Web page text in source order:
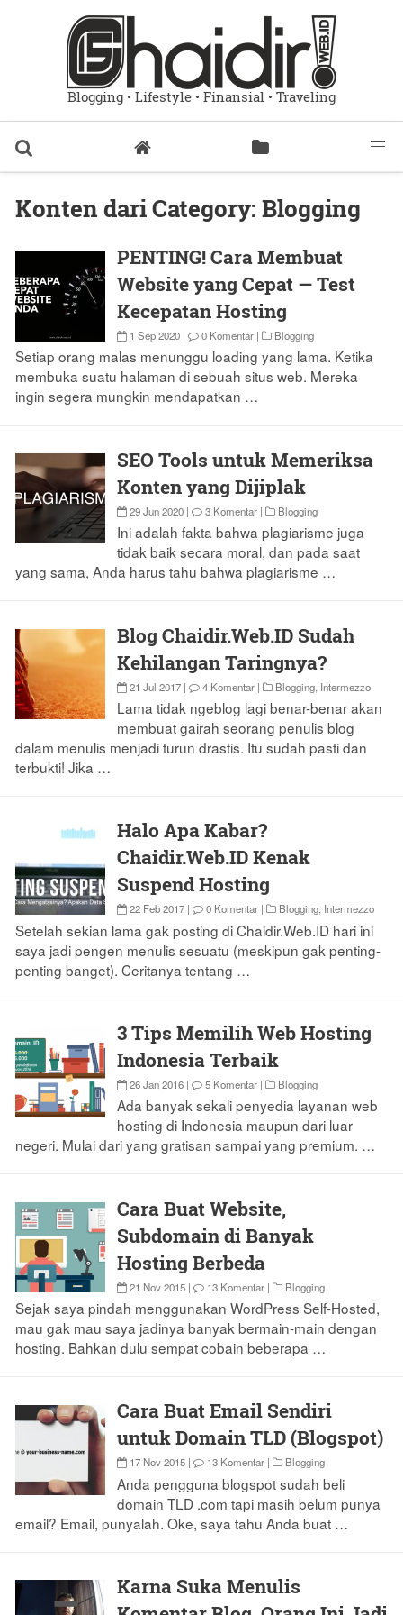
Blogging • Lifestyle • Finansial • Traveling
Konten dari Category: Blogging
PENTING! Cara Membuat
Website yang Cepat — Test
Kecepatan Hosting
1 Sep 2020| 0 Komentar| Blogging
Setiap orang malas menunggu loading yang lama. Ketika
membuka suatu halaman di sebuah situs web. Mereka
ingin segera mungkin mendapatkan …
SEO Tools untuk Memeriksa
Konten yang Dijiplak
29 Jun 2020| 3 Komentar| Blogging
Ini adalah fakta bahwa plagiarisme juga
tidak baik secara moral, dan pada saat
yang sama, Anda harus tahu bahwa plagiarisme …
Blog Chaidir.Web.ID Sudah
Kehilangan Taringnya?
21 Jul 2017| 4 Komentar| Blogging, Intermezzo
Lama tidak ngeblog lagi benar-benar akan
membuat gairah seorang penulis blog
dalam menulis menjadi turun drastis. Itu sudah pasti dan
terbukti! Jika …
Halo Apa Kabar?
Chaidir.Web.ID Kenak
Suspend Hosting
22 Feb 2017| 0 Komentar| Blogging, Intermezzo
Setelah sekian lama gak posting di Chaidir.Web.ID hari ini
saya jadi pengen menulis sesuatu (meskipun gak penting-
penting banget). Ceritanya tentang …
3 Tips Memilih Web Hosting
Indonesia Terbaik
26 Jan 2016| 5 Komentar| Blogging
Ada banyak sekali penyedia layanan web
hosting di Indonesia maupun dari luar
negeri. Mulai dari yang gratisan sampai yang premium. …
Cara Buat Website,
Subdomain di Banyak
Hosting Berbeda
21 Nov 2015| 13 Komentar| Blogging
Sejak saya pindah menggunakan WordPress Self-Hosted,
mau gak mau saya jadinya banyak bermain-main dengan
hosting. Bahkan dulu sempat cobain beberapa …
Cara Buat Email Sendiri
untuk Domain TLD (Blogspot)
17 Nov 2015| 13 Komentar| Blogging
Anda pengguna blogspot sudah beli
domain TLD .com tapi masih belum punya
email? Email, punyalah. Oke, saya tahu Anda buat …
Karna Suka Menulis